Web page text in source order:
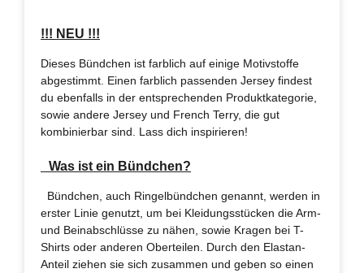
!!! NEU !!!
Dieses Bündchen ist farblich auf einige Motivstoffe
abgestimmt. Einen farblich passenden Jersey findest
du ebenfalls in der entsprechenden Produktkategorie,
sowie andere Jersey und French Terry, die gut
kombinierbar sind. Lass dich inspirieren!
Was ist ein Bündchen?
Bündchen, auch Ringelbündchen genannt, werden in
erster Linie genutzt, um bei Kleidungsstücken die Arm-
und Beinabschlüsse zu nähen, sowie Kragen bei T-
Shirts oder anderen Oberteilen. Durch den Elastan-
Anteil ziehen sie sich zusammen und geben so einen